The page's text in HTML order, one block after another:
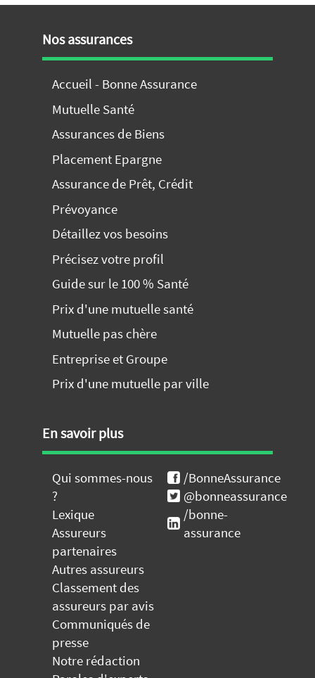
Nos assurances
Accueil - Bonne Assurance
Mutuelle Santé
Assurances de Biens
Placement Epargne
Assurance de Prêt, Crédit
Prévoyance
Détaillez vos besoins
Précisez votre profil
Guide sur le 100 % Santé
Prix d'une mutuelle santé
Mutuelle pas chère
Entreprise et Groupe
Prix d'une mutuelle par ville
En savoir plus
Qui sommes-nous
?
Lexique
Assureurs
partenaires
Autres assureurs
Classement des
assureurs par avis
Communiqués de
presse
Notre rédaction
/BonneAssurance
@bonneassurance
/bonne-
assurance